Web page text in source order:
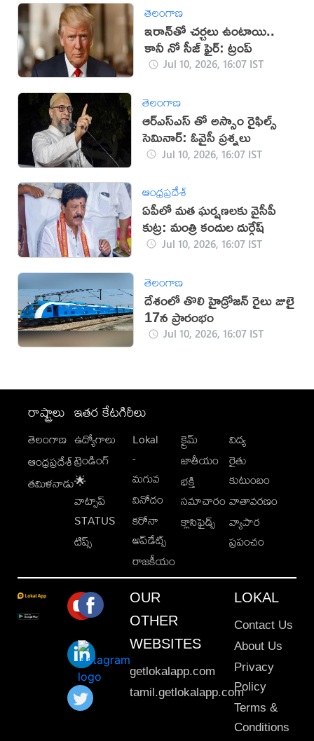
తెలంగాణ
‌ఇరాన్‌తో చర్చలు ఉంటాయి..
కానీ నో సీజ్ ఫైర్: ట్రంప్
Jul 10, 2026, 16:07 IST
తెలంగాణ
ఆర్ఎస్ఎస్ తో అస్సాం రైఫిల్స్
సెమినార్: ఓవైసీ ప్రశ్నలు
Jul 10, 2026, 16:07 IST
ఆంధ్రప్రదేశ్
ఏపీలో మత ఘర్షణలకు వైసీపీ
కుట్ర: మంత్రి కందుల దుర్గేష్
Jul 10, 2026, 16:07 IST
తెలంగాణ
దేశంలో తొలి హైడ్రోజన్ రైలు జులై
17న ప్రారంభం
Jul 10, 2026, 16:07 IST
రాష్ట్రాలు
తెలంగాణ
ఆంధ్రప్రదేశ్
తమిళనాడు
ఇతర కేటగిరీలు
ఉద్యోగాలు
ట్రెండింగ్
🌟
వాట్సాప్
STATUS
టిప్స్
Lokal
-
మగువ
వినోదం
కరోనా
అప్‌డేట్స్
రాజకీయం
క్రైమ్
జాతీయం
భక్తి
సమాచారం
క్లాసిఫైడ్స్
విద్య
రైతు
కుటుంబం
వాతావరణం
వ్యాపార
ప్రపంచం
OUR
OTHER
WEBSITES
getlokalapp.com
tamil.getlokalapp.com
LOKAL
Contact Us
About Us
Privacy
Policy
Terms &
Conditions